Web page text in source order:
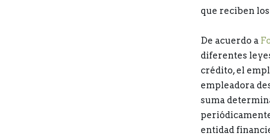
que reciben
De acuerdo a
diferentes
crédito, el
empleadora
suma
entidad